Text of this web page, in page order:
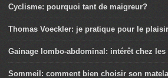
Cyclisme: pourquoi tant de maigreur?
Thomas Voeckler: je pratique pour le plaisir
Gainage lombo-abdominal: intérêt chez
Sommeil: comment bien choisir son